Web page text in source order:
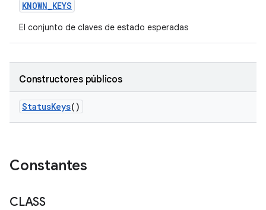
KNOWN_KEYS
El conjunto de claves de estado esperadas
Constructores públicos
StatusKeys()
Constantes
CLASS